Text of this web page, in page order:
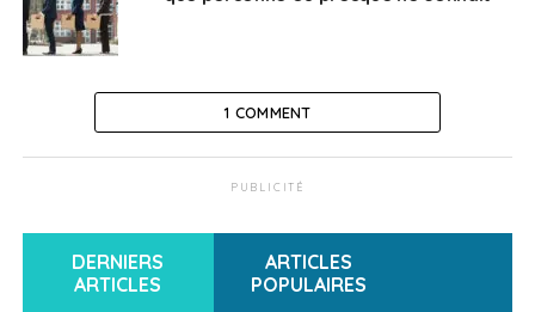
A SUIVRE
Les aventures de Colin : des romans pour
enfants sur l’expatriation
NE RATEZ PAS
Le consulat de France à Londres face à la
Philippe Duport
1 COMMENT
PUBLICITÉ
DERNIERS
ARTICLES
ARTICLES
POPULAIRES